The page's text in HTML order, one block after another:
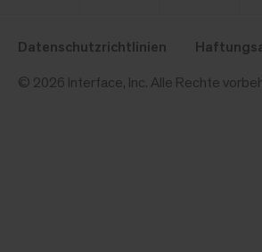
Datenschutzrichtlinien
© 2026 Interface, Inc. Alle Rechte